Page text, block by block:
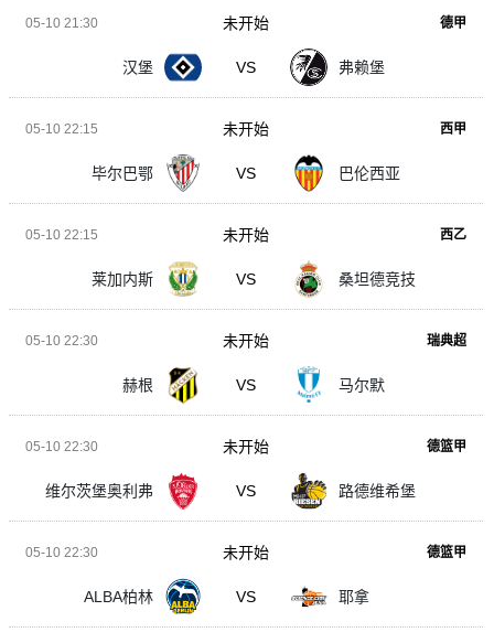
05-10 21:30 德甲
汉堡 VS 弗赖堡
未开始
05-10 22:15 西甲
毕尔巴鄂 VS 巴伦西亚
未开始
05-10 22:15 西乙
莱加内斯 VS 桑坦德竞技
未开始
05-10 22:30 瑞典超
赫根 VS 马尔默
未开始
05-10 22:30 德篮甲
维尔茨堡奥利弗 VS 路德维希堡
未开始
05-10 22:30 德篮甲
ALBA柏林 VS 耶拿
未开始